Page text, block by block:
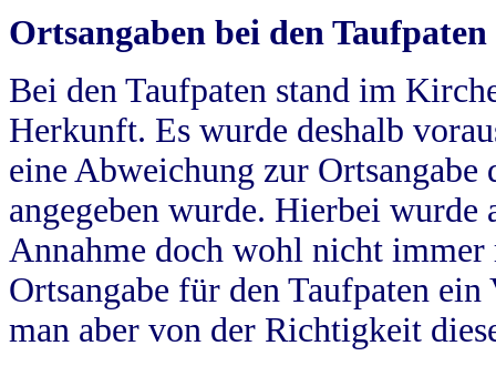
Ortsangaben bei den Taufpaten
Bei den Taufpaten stand im
Herkunft. Es wurde deshalb
eine Abweichung zur
angegeben wurde. Hierbei wurde
Annahme doch wohl nicht
Ortsangabe für den Taufpaten
man aber von der Richtigkeit